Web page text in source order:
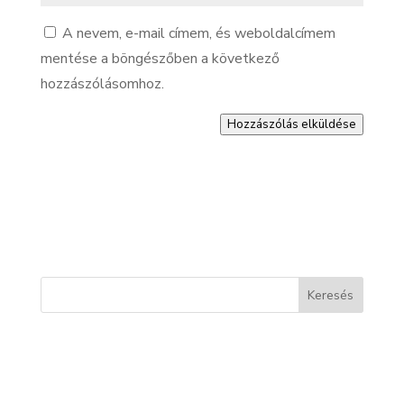
A nevem, e-mail címem, és weboldalcímem
mentése a böngészőben a következő
hozzászólásomhoz.
Hozzászólás elküldése
Keresés